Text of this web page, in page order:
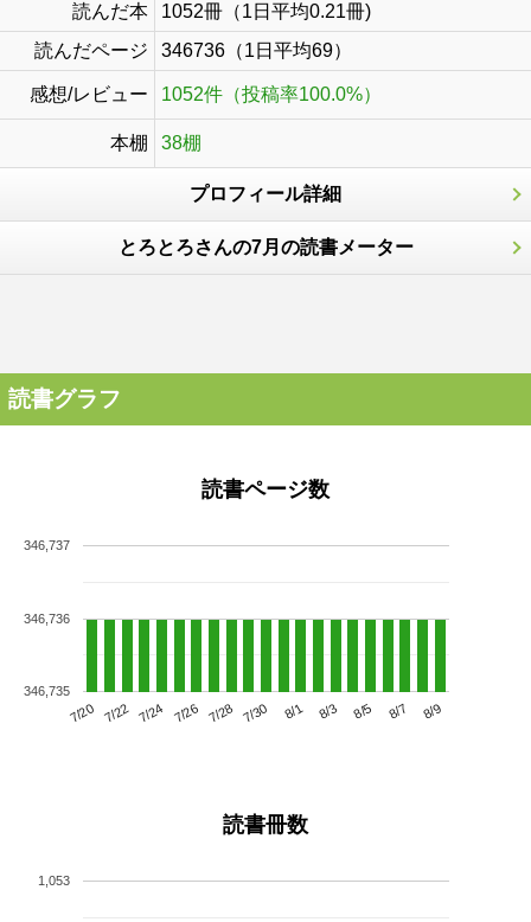
読んだ本
1052冊（1日平均0.21冊)
読んだページ
346736（1日平均69）
感想/レビュー 1052件（投稿率100.0%）
本棚 38棚
プロフィール詳細
とろとろさんの7月の読書メーター
読書グラフ
読書ページ数
7/20 7/22 7/24 7/26 7/28 7/30 8/1 8/3 8/5 8/7 8/9
346,735
346,736
346,737
読書冊数
1,053